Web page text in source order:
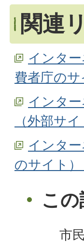
関連
インタ
費者庁の
インタ
（外部サ
インタ
のサイト
こ
市